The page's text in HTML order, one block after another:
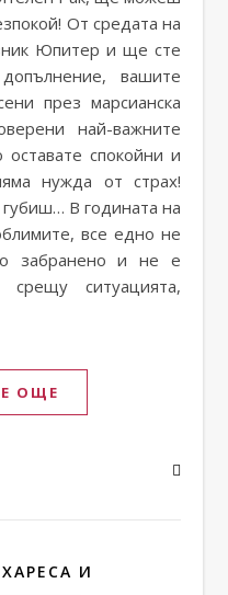
От средата на
Юпитер и ще сте
вашите
през марсианска
най-важните
спокойни и
нужда от страх!
В годината на
все едно не
забранено и не е
ситуацията,
ОЩЕ
И